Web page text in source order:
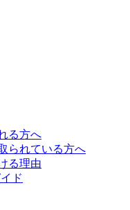
る方へ
られている方へ
る理由
ド